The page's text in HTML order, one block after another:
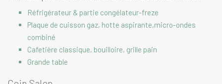
Réfrigérateur & partie congélateur-freze
Plaque de cuisson gaz, hotte aspirante,micro-ondes
combiné
Cafetière classique, bouilloire, grille pain
Grande table